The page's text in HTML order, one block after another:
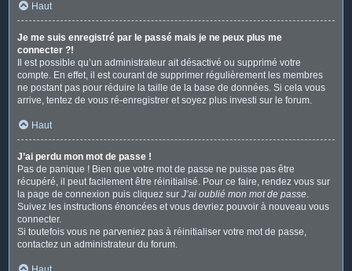
Haut
Je me suis enregistré par le passé mais je ne peux plus me
connecter ?!
Il est possible qu’un administrateur ait désactivé ou supprimé votre
compte. En effet, il est courant de supprimer régulièrement les membres
ne postant pas pour réduire la taille de la base de données. Si cela vous
arrive, tentez de vous ré-enregistrer et soyez plus investi sur le forum.
Haut
J’ai perdu mon mot de passe !
Pas de panique ! Bien que votre mot de passe ne puisse pas être
récupéré, il peut facilement être réinitialisé. Pour ce faire, rendez vous sur
la page de connexion puis cliquez sur J’ai oublié mon mot de passe.
Suivez les instructions énoncées et vous devriez pouvoir à nouveau vous
connecter.
Si toutefois vous ne parveniez pas à réinitialiser votre mot de passe,
contactez un administrateur du forum.